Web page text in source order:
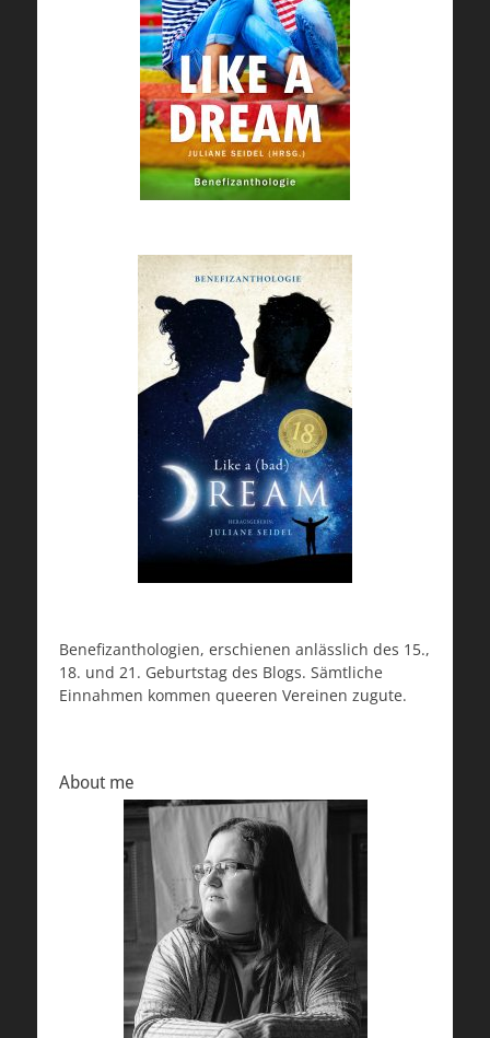
Benefizanthologien, erschienen anlässlich des 15.,
18. und 21. Geburtstag des Blogs. Sämtliche
Einnahmen kommen queeren Vereinen zugute.
About me